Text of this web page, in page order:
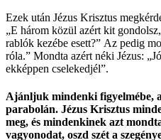
Ezek után Jézus Krisztus
„E három közül azért kit
rablók kezébe esett?” Az pedig
róla.” Mondta azért néki Jézus:
ekképpen cselekedjél”.
Ajánljuk mindenki figyelmébe,
parabolán. Jézus Krisztus
meg, és mindenkinek azt
vagyonodat, oszd szét a